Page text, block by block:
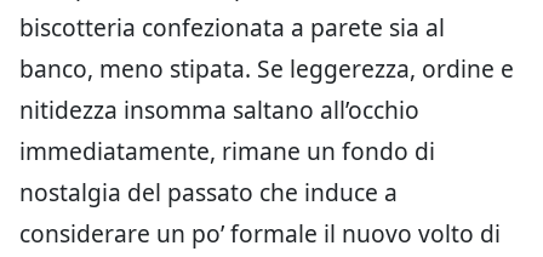
biscotteria confezionata a parete sia al
banco, meno stipata. Se leggerezza, ordine e
nitidezza insomma saltano all’occhio
immediatamente, rimane un fondo di
nostalgia del passato che induce a
considerare un po’ formale il nuovo volto di